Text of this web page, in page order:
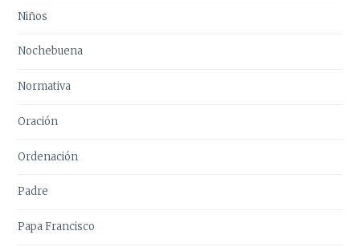
Niños
Nochebuena
Normativa
Oración
Ordenación
Padre
Papa Francisco